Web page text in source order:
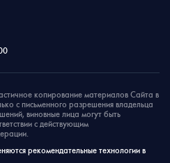
копирование материалов Сайта в
с письменного разрешения владельца
виновные лица могут быть
с действующим
рекомендательные технологии в